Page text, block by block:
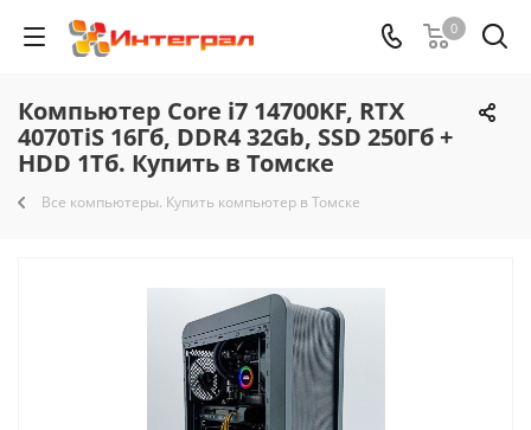
0
Компьютер Core i7 14700KF, RTX
4070TiS 16Гб, DDR4 32Gb, SSD 250Гб +
HDD 1Тб. Купить в Томске
Все компьютеры. Купить компьютер в Томске